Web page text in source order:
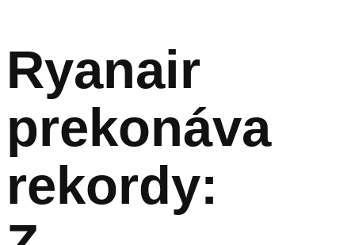
Ryanair
prekonáva
rekordy: